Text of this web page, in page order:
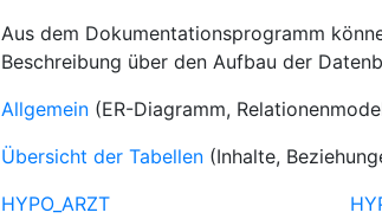
Aus dem Dokumentationsprogramm
Beschreibung über den Aufbau der
Allgemein (ER-Diagramm,
Übersicht der Tabellen (Inhalte,
HYPO_ARZT